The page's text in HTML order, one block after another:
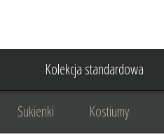
Kolekcja standardowa
Sukienki Kostiumy